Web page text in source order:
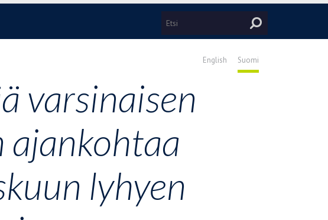
Suomi
English
varsinaisen
ajankohtaa
lyhyen